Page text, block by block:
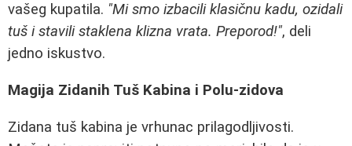
vašeg kupatila. "Mi smo izbacili klasičnu kadu, ozidali
tuš i stavili staklena klizna vrata. Preporod!", deli
jedno iskustvo.
Magija Zidanih Tuš Kabina i Polu-zidova
Zidana tuš kabina je vrhunac prilagodljivosti.